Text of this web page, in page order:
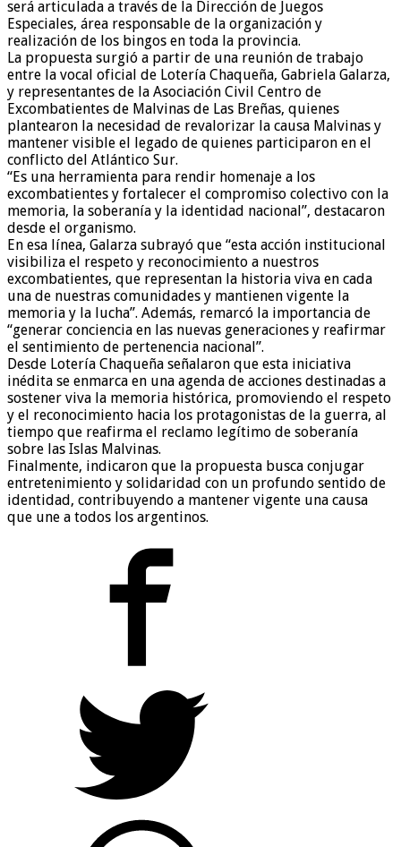
será articulada a través de la Dirección de Juegos
Especiales, área responsable de la organización y
realización de los bingos en toda la provincia.
La propuesta surgió a partir de una reunión de trabajo
entre la vocal oficial de Lotería Chaqueña, Gabriela Galarza,
y representantes de la Asociación Civil Centro de
Excombatientes de Malvinas de Las Breñas, quienes
plantearon la necesidad de revalorizar la causa Malvinas y
mantener visible el legado de quienes participaron en el
conflicto del Atlántico Sur.
“Es una herramienta para rendir homenaje a los
excombatientes y fortalecer el compromiso colectivo con la
memoria, la soberanía y la identidad nacional”, destacaron
desde el organismo.
En esa línea, Galarza subrayó que “esta acción institucional
visibiliza el respeto y reconocimiento a nuestros
excombatientes, que representan la historia viva en cada
una de nuestras comunidades y mantienen vigente la
memoria y la lucha”. Además, remarcó la importancia de
“generar conciencia en las nuevas generaciones y reafirmar
el sentimiento de pertenencia nacional”.
Desde Lotería Chaqueña señalaron que esta iniciativa
inédita se enmarca en una agenda de acciones destinadas a
sostener viva la memoria histórica, promoviendo el respeto
y el reconocimiento hacia los protagonistas de la guerra, al
tiempo que reafirma el reclamo legítimo de soberanía
sobre las Islas Malvinas.
Finalmente, indicaron que la propuesta busca conjugar
entretenimiento y solidaridad con un profundo sentido de
identidad, contribuyendo a mantener vigente una causa
que une a todos los argentinos.